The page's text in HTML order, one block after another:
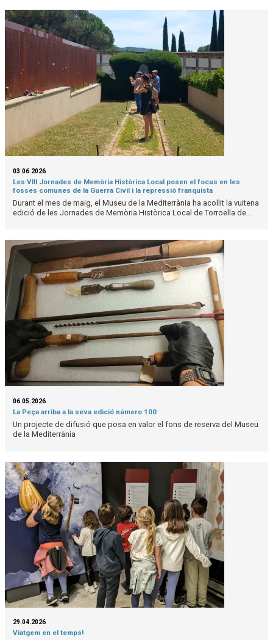
03.06.2026
Les VIII Jornades de Memòria Històrica Local posen el focus en les
fosses comunes de la Guerra Civil i la repressió franquista
Durant el mes de maig, el Museu de la Mediterrània ha acollit la vuitena
edició de les Jornades de Memòria Històrica Local de Torroella de...
06.05.2026
La Peça arriba a la seva edició número 100
Un projecte de difusió que posa en valor el fons de reserva del Museu
de la Mediterrània
29.04.2026
Viatgem en el temps!